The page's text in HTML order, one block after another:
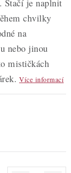
Stačí je naplnit
chvilky
na
nebo jinou
mističkách
Více informací